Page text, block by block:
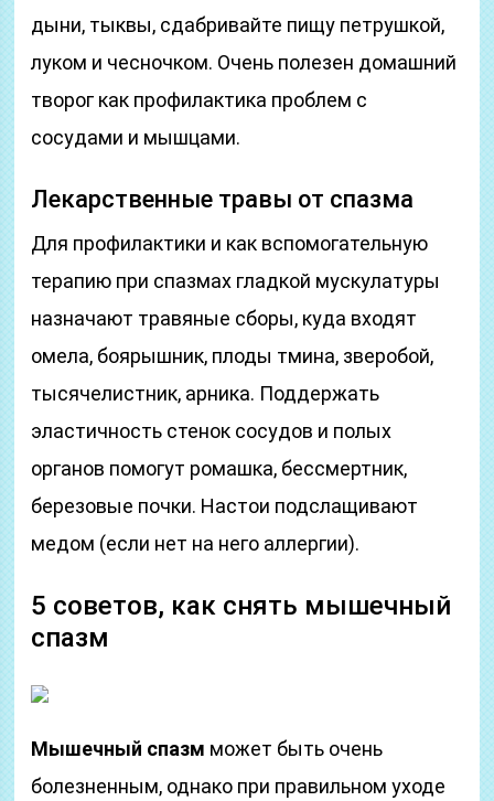
дыни, тыквы, сдабривайте пищу петрушкой,
луком и чесночком. Очень полезен домашний
творог как профилактика проблем с
сосудами и мышцами.
Лекарственные травы от спазма
Для профилактики и как вспомогательную
терапию при спазмах гладкой мускулатуры
назначают травяные сборы, куда входят
омела, боярышник, плоды тмина, зверобой,
тысячелистник, арника. Поддержать
эластичность стенок сосудов и полых
органов помогут ромашка, бессмертник,
березовые почки. Настои подслащивают
медом (если нет на него аллергии).
5 советов, как снять мышечный
спазм
Мышечный спазм может быть очень
болезненным, однако при правильном уходе